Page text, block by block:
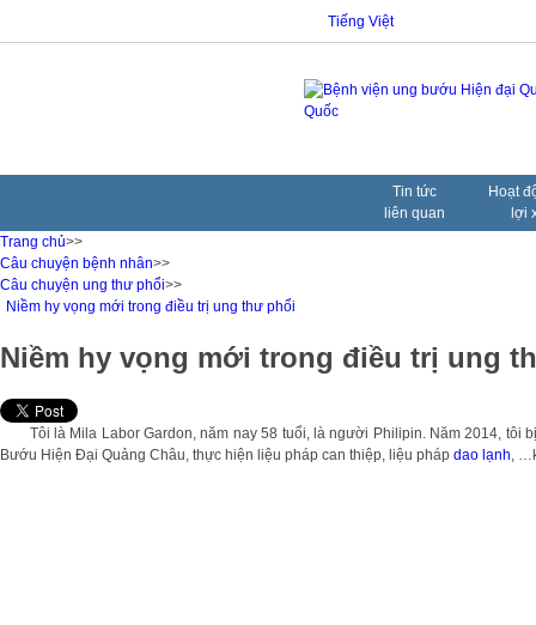
Tiếng Việt
Tin tức
liên quan
Hoạt
lợi
Trang chủ>>
Câu chuyện bệnh nhân>>
Câu chuyện ung thư phổi>>
Niềm hy vọng mới trong điều trị ung thư phổi
Niềm hy vọng mới trong điều trị ung
Tôi là Mila Labor Gardon, năm nay 58 tuổi, là người Philipin. Năm 2014, tôi
Bướu Hiện Đại Quảng Châu, thực hiện liệu pháp can thiệp, liệu pháp dao lạnh,